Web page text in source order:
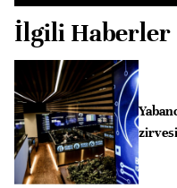
İlgili Haberler